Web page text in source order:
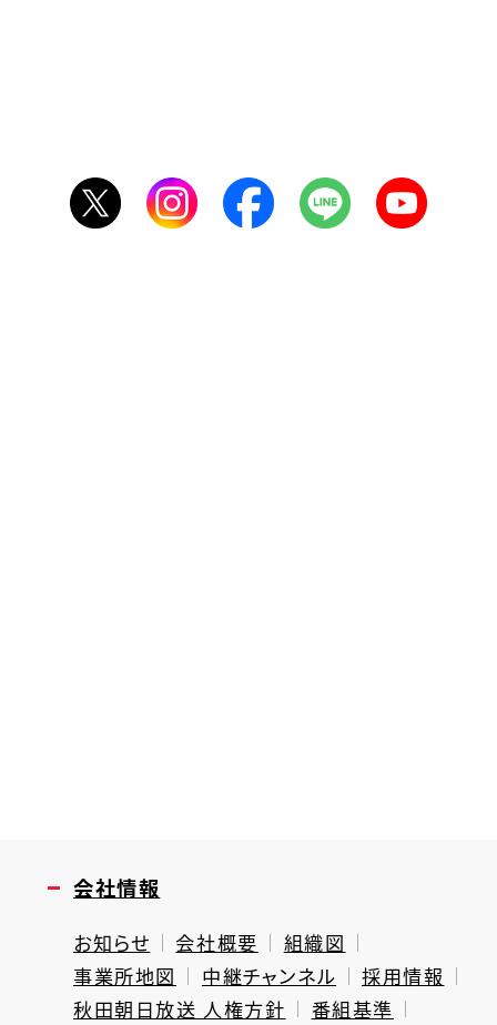
会社情報
お知らせ 会社概要
組織図
事業所地図
中継チャンネル
採用情報
秋田朝日放送 人権方針
番組基準